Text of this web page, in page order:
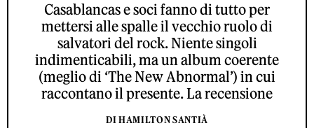
Casablancas e soci fanno di tutto per
mettersi alle spalle il vecchio ruolo di
salvatori del rock. Niente singoli
indimenticabili, ma un album coerente
(meglio di ‘The New Abnormal’) in cui
raccontano il presente. La recensione
DI HAMILTON SANTIÀ